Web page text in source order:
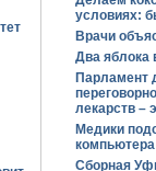
условиях:
Врачи
Два яблока
Парламент
лекарств –
Медики
Сборная